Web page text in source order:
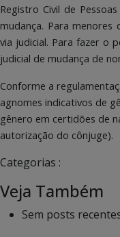
Registro Civil de
mudança. Para menores
via judicial. Para fazer o
judicial de mudança de
Conforme a
agnomes indicativos de
gênero em certidões de
autorização do cônjuge).
Categorias :
Veja Também
Sem posts